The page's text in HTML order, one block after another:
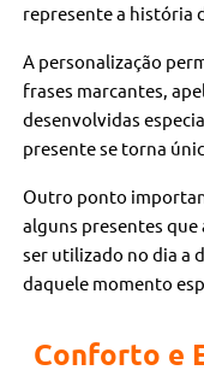
represente a história
A personalização
frases marcantes,
desenvolvidas
presente se torna
Outro ponto
alguns presentes
ser utilizado no dia a
daquele momento
Conforto e